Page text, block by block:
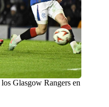
Glasgow Rangers en